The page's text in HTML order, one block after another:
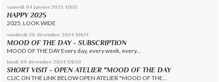
samedi 04 janvier 2025 12h13
HAPPY 2025
2025, LOOK WIDE
vendredi 20 décembre 2024 10h51
MOOD OF THE DAY - SUBSCRIPTION
MOOD OF THE DAY Every day, every week, every...
lundi 09 décembre 2024 12h50
SHORT VISIT - OPEN ATELIER "MOOD OF THE DAY
CLIC ON THE LINK BELOW OPEN ATELIER "MOOD OF THE...